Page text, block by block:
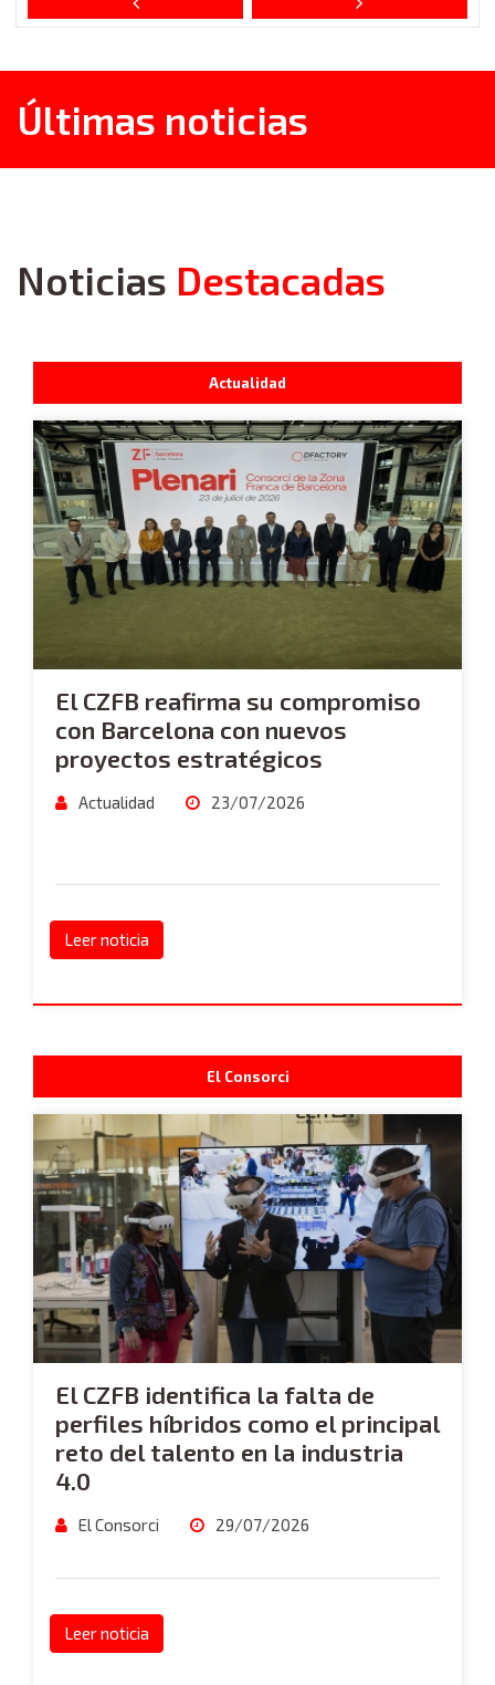
Últimas noticias
Noticias Destacadas
Actualidad
El CZFB reafirma su compromiso
con Barcelona con nuevos
proyectos estratégicos
Actualidad 23/07/2026
Leer noticia
El Consorci
El CZFB identifica la falta de
perfiles híbridos como el principal
reto del talento en la industria
4.0
El Consorci 29/07/2026
Leer noticia